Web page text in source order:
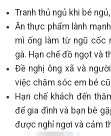
Tranh thủ ngủ khi bé
Ăn thực phẩm lành
mì ống làm từ ngũ cốc
gà. Hạn chế đồ ngọt và
Đề nghị ông xã và
việc chăm sóc em bé
Hạn chế khách đến
để gia đình và bạn bè
được nghỉ ngơi và cảm